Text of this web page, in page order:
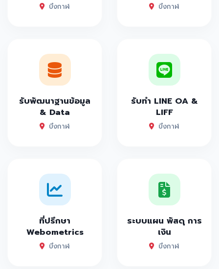
บึงกาฬ บึงกาฬ
รับพัฒนาฐานข้อมูล
& Data
บึงกาฬ
รับทำ LINE OA &
LIFF
บึงกาฬ
ที่ปรึกษา
Webometrics
บึงกาฬ
ระบบแผน พัสดุ การ
เงิน
บึงกาฬ